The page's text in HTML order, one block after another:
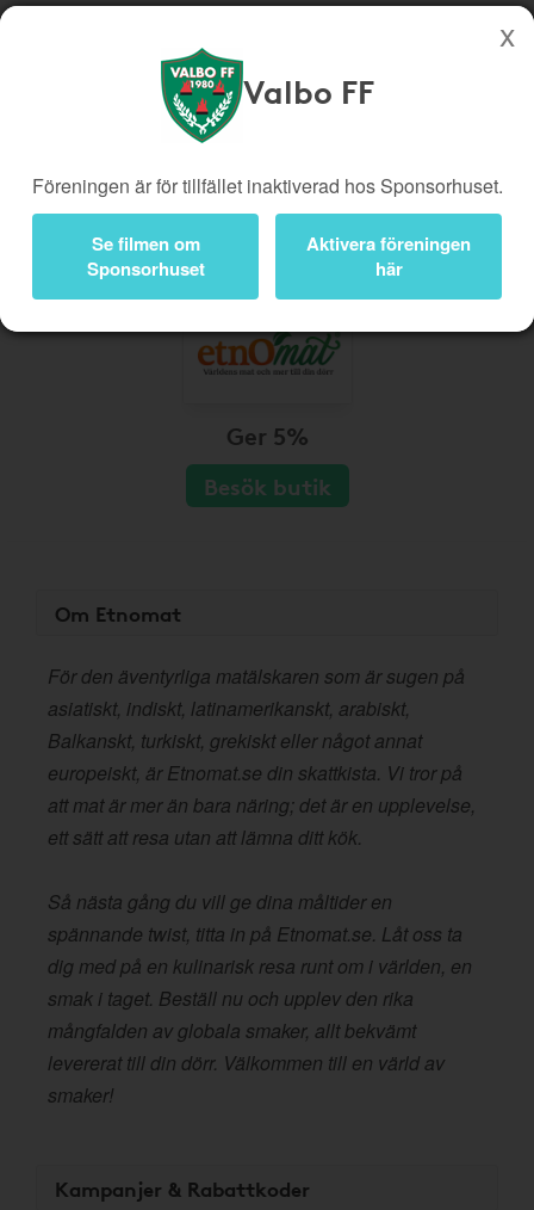
Köp genom denna sida stöttar Valbo FF
Presentkort
Kampanjer
Bli medlem
Logga in
Valbo FF
Föreningen är för tillfället inaktiverad hos Sponsorhuset.
Se filmen om
Sponsorhuset
Aktivera föreningen
här
Ger 5%
Besök butik
Om Etnomat
För den äventyrliga matälskaren som är sugen på
asiatiskt, indiskt, latinamerikanskt, arabiskt,
Balkanskt, turkiskt, grekiskt eller något annat
europeiskt, är Etnomat.se din skattkista. Vi tror på
att mat är mer än bara näring; det är en upplevelse,
ett sätt att resa utan att lämna ditt kök.
Så nästa gång du vill ge dina måltider en
spännande twist, titta in på Etnomat.se. Låt oss ta
dig med på en kulinarisk resa runt om i världen, en
smak i taget. Beställ nu och upplev den rika
mångfalden av globala smaker, allt bekvämt
levererat till din dörr. Välkommen till en värld av
smaker!
Kampanjer & Rabattkoder